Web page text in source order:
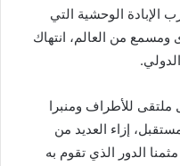
الإبادة الوحشية التي
ومسمع من العالم، انتهاك
للأطراف ومنبرا
إزاء العديد من
الدور الذي تقوم به